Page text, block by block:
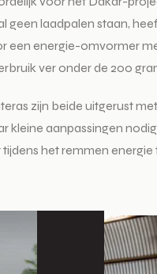
geen laadpalen staan,
een energie-omvormer
ver onder de 200
zijn beide uitgerust
aanpassingen
het remmen